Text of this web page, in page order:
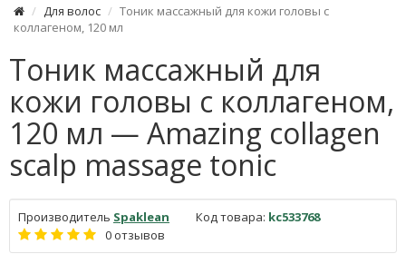
Для волос
Тоник массажный для кожи головы с
коллагеном, 120 мл
Тоник массажный для
кожи головы с коллагеном,
120 мл — Amazing collagen
scalp massage tonic
Производитель Spaklean Код товара: kc533768
0 отзывов